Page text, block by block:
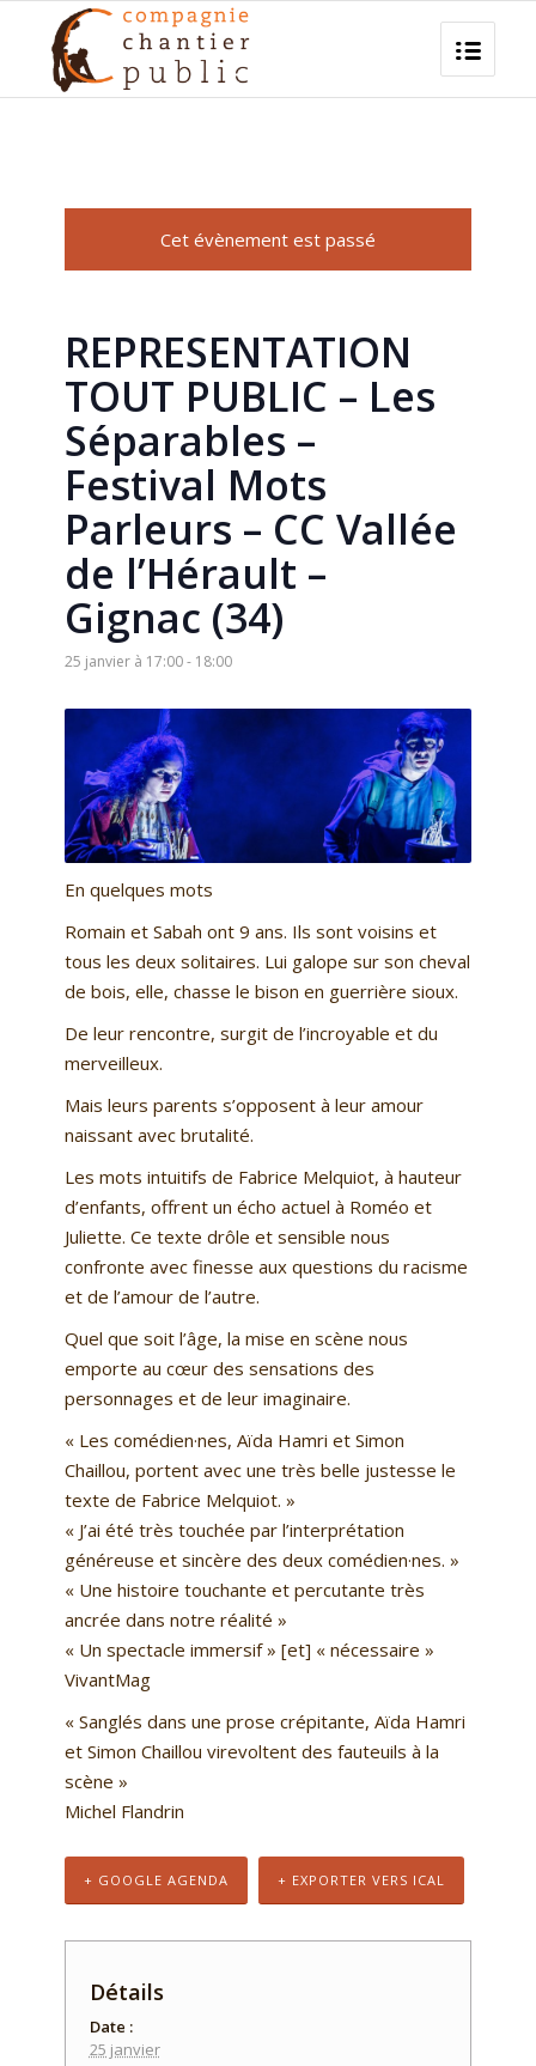
Cet évènement est passé
REPRESENTATION
TOUT PUBLIC – Les
Séparables –
Festival Mots
Parleurs – CC Vallée
de l’Hérault –
Gignac (34)
25 janvier à 17:00- 18:00
En quelques mots
Romain et Sabah ont 9 ans. Ils sont voisins et
tous les deux solitaires. Lui galope sur son cheval
de bois, elle, chasse le bison en guerrière sioux.
De leur rencontre, surgit de l’incroyable et du
merveilleux.
Mais leurs parents s’opposent à leur amour
naissant avec brutalité.
Les mots intuitifs de Fabrice Melquiot, à hauteur
d’enfants, offrent un écho actuel à Roméo et
Juliette. Ce texte drôle et sensible nous
confronte avec finesse aux questions du racisme
et de l’amour de l’autre.
Quel que soit l’âge, la mise en scène nous
emporte au cœur des sensations des
personnages et de leur imaginaire.
« Les comédien·nes, Aïda Hamri et Simon
Chaillou, portent avec une très belle justesse le
texte de Fabrice Melquiot. »
« J’ai été très touchée par l’interprétation
généreuse et sincère des deux comédien·nes. »
« Une histoire touchante et percutante très
ancrée dans notre réalité »
« Un spectacle immersif » [et] « nécessaire »
VivantMag
« Sanglés dans une prose crépitante, Aïda Hamri
et Simon Chaillou virevoltent des fauteuils à la
scène »
Michel Flandrin
+ GOOGLE AGENDA + EXPORTER VERS ICAL
Détails
Date :
25 janvier